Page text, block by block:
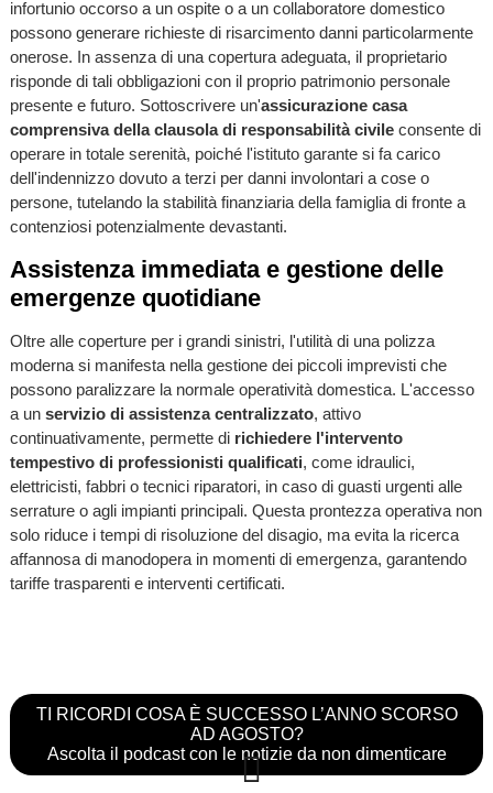
infortunio occorso a un ospite o a un collaboratore domestico
possono generare richieste di risarcimento danni particolarmente
onerose. In assenza di una copertura adeguata, il proprietario
risponde di tali obbligazioni con il proprio patrimonio personale
presente e futuro. Sottoscrivere un'assicurazione casa
comprensiva della clausola di responsabilità civileconsente di
operare in totale serenità, poiché l'istituto garante si fa carico
dell'indennizzo dovuto a terzi per danni involontari a cose o
persone, tutelando la stabilità finanziaria della famiglia di fronte a
contenziosi potenzialmente devastanti.
Assistenza immediata e gestione delle
emergenze quotidiane
Oltre alle coperture per i grandi sinistri, l'utilità di una polizza
moderna si manifesta nella gestione dei piccoli imprevisti che
possono paralizzare la normale operatività domestica. L'accesso
a un servizio di assistenza centralizzato, attivo
continuativamente, permette di richiedere l'intervento
tempestivo di professionisti qualificati, come idraulici,
elettricisti, fabbri o tecnici riparatori, in caso di guasti urgenti alle
serrature o agli impianti principali. Questa prontezza operativa non
solo riduce i tempi di risoluzione del disagio, ma evita la ricerca
affannosa di manodopera in momenti di emergenza, garantendo
tariffe trasparenti e interventi certificati.
TI RICORDI COSA È SUCCESSO L’ANNO SCORSO
AD AGOSTO?
Ascolta il podcast con le notizie da non dimenticare